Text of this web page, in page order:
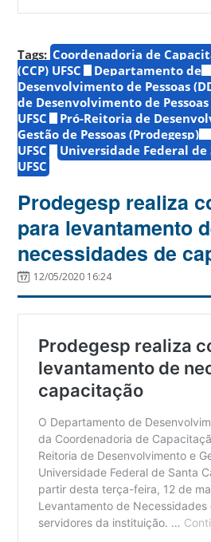
Tags: Coordenadoria de
(CCP) UFSC
Departamento de
Desenvolvimento de Pessoas
de Desenvolvimento de Pessoas
UFSC
Pró-Reitoria de
Gestão de Pessoas (Prodegesp)
UFSC
Universidade Federal
UFSC
Prodegesp realiza
para levantamento
necessidades de
12/05/2020 16:24